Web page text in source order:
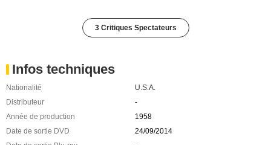
3 Critiques Spectateurs
Infos techniques
Nationalité
U.S.A.
Distributeur
-
Année de production
1958
Date de sortie DVD
24/09/2014